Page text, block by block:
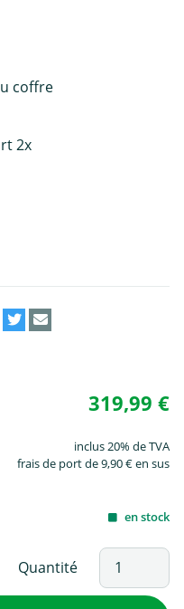
coffre
2x
319,99 €
inclus 20% de TVA
frais de port de 9,90 € en sus
en stock
Quantité